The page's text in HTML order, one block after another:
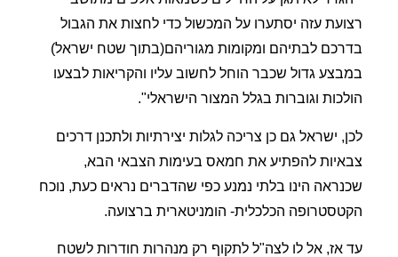
רצועת עזה יסתערו על המכשול כדי לחצות את הגבול
בדרכם לבתיהם ומקומות מגוריהם(בתוך שטח ישראל)
במבצע גדול שכבר הוחל לחשוב עליו והקריאות לבצעו
הולכות וגוברות בגלל המצור הישראלי".
לכן, ישראל גם כן צריכה לגלות יצירתיות ולתכנן דרכים
צבאיות להפתיע את חמאס בעימות הצבאי הבא,
שכנראה הינו בלתי נמנע כפי שהדברים נראים כעת, נוכח
הקטסטרופה הכלכלית- הומניטארית ברצועה.
עד אז, אל לו לצה"ל לתקוף רק מנהרות חודרות לשטח